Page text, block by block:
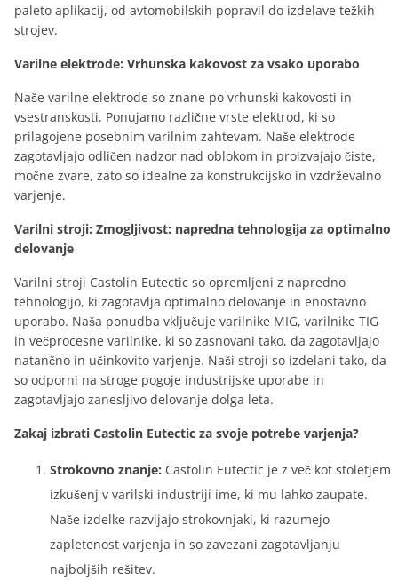
paleto aplikacij, od avtomobilskih popravil do izdelave težkih
strojev.
Varilne elektrode: Vrhunska kakovost za vsako uporabo
Naše varilne elektrode so znane po vrhunski kakovosti in
vsestranskosti. Ponujamo različne vrste elektrod, ki so
prilagojene posebnim varilnim zahtevam. Naše elektrode
zagotavljajo odličen nadzor nad oblokom in proizvajajo čiste,
močne zvare, zato so idealne za konstrukcijsko in vzdrževalno
varjenje.
Varilni stroji: Zmogljivost: napredna tehnologija za optimalno
delovanje
Varilni stroji Castolin Eutectic so opremljeni z napredno
tehnologijo, ki zagotavlja optimalno delovanje in enostavno
uporabo. Naša ponudba vključuje varilnike MIG, varilnike TIG
in večprocesne varilnike, ki so zasnovani tako, da zagotavljajo
natančno in učinkovito varjenje. Naši stroji so izdelani tako, da
so odporni na stroge pogoje industrijske uporabe in
zagotavljajo zanesljivo delovanje dolga leta.
Zakaj izbrati Castolin Eutectic za svoje potrebe varjenja?
Strokovno znanje: Castolin Eutectic je z več kot stoletjem
izkušenj v varilski industriji ime, ki mu lahko zaupate.
Naše izdelke razvijajo strokovnjaki, ki razumejo
zapletenost varjenja in so zavezani zagotavljanju
najboljših rešitev.